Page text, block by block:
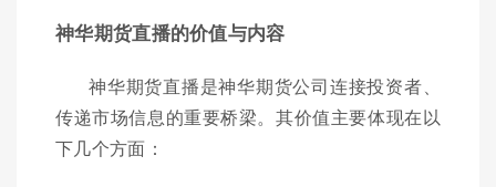
神华期货直播的价值与内容
神华期货直播是神华期货公司连接投资者、
传递市场信息的重要桥梁。其价值主要体现在以
下几个方面：